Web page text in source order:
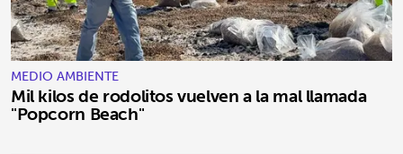
MEDIO AMBIENTE
Mil kilos de rodolitos vuelven a la mal llamada
"Popcorn Beach"